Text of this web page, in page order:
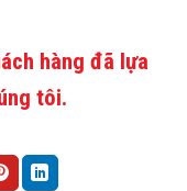
hàng đã lựa
tôi.